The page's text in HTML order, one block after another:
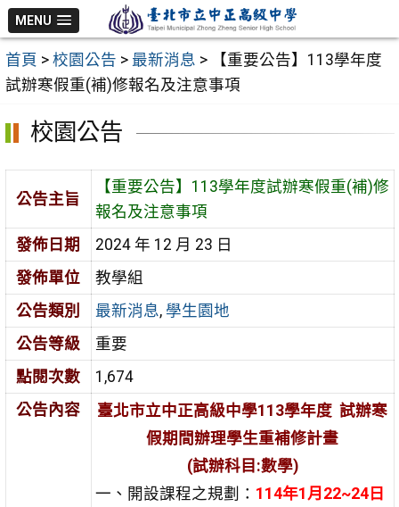
跳
至
主
要
MENU
首頁 > 校園公告 > 最新消息 >
【重要公告】113學年度
試辦寒假重(補)修報名及注意事項
校園公告
公告主旨
【重要公告】113學年度試辦寒假重(補)修
報名及注意事項
發佈日期
2024 年 12 月 23 日
發佈單位
教學組
公告類別
最新消息, 學生園地
公告等級
重要
點閱次數
1,674
公告內容
臺北市立中正高級中學113學年度 試辦寒
假期間辦理學生重補修計畫
(試辦科目:數學)
一、開設課程之規劃： 114年1月22~24日